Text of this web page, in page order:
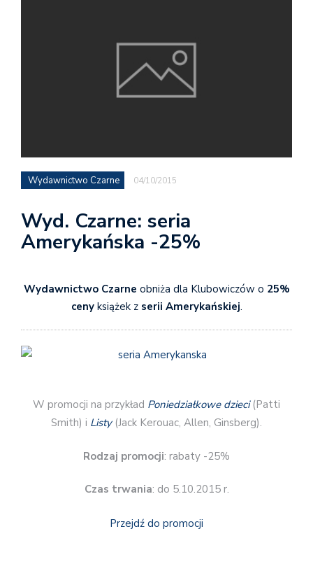
Wydawnictwo Czarne 04/10/2015
Wyd. Czarne: seria
Amerykańska -25%
Wydawnictwo Czarne obniża dla Klubowiczów o 25%
cenyksiążek zserii Amerykańskiej.
W promocji na przykład Poniedziałkowe dzieci(Patti
Smith) i Listy(Jack Kerouac, Allen, Ginsberg).
Rodzaj promocji: rabaty -25%
Czas trwania: do 5.10.2015 r.
Przejdź do promocji